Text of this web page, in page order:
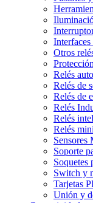
Interfaces
Otros
Relés
Relés de
Relés de
Relés
Relés
Relés
Sensores
Soporte
Soquetes
Switch y
Tarjetas
Unión y